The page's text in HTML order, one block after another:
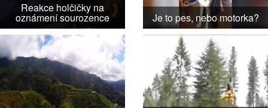
Reakce holčičky na
oznámení sourozence Je to pes, nebo motorka?